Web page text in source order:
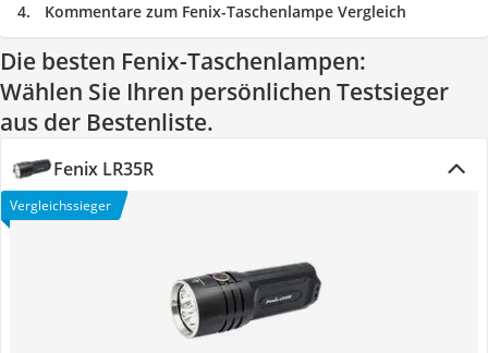
Kommentare zum Fenix-Taschenlampe Vergleich
Die besten Fenix-Taschenlampen:
Wählen Sie Ihren persönlichen Testsieger
aus der Bestenliste.
Fenix LR35R
Vergleichssieger